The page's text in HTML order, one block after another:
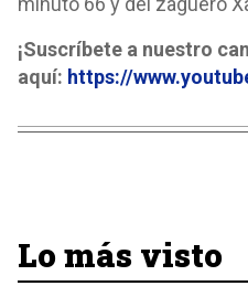
¡Suscríbete a nuestro
aquí: https://
Lo más visto